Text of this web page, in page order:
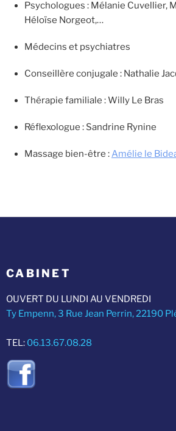
Psychologues : Mélanie Cuvellier,
Héloïse Norgeot,…
Médecins et psychiatres
Conseillère conjugale : Nathalie
Thérapie familiale : Willy Le Bras
Réflexologue : Sandrine Rynine
Massage bien-être :Amélie le
CABINET
OUVERT DU LUNDI AU VENDREDI
Ty Empenn, 3 Rue Jean Perrin, 22190
TEL: 06.13.67.08.28